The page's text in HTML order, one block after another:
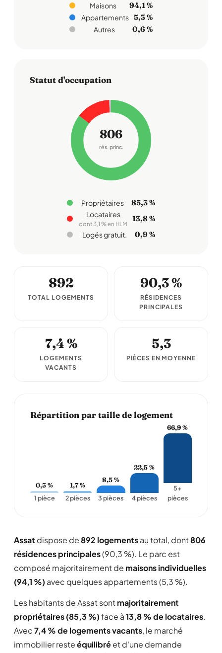
Maisons 94,1 %
Appartements 5,3 %
Autres 0,6 %
Statut d'occupation
806
rés. princ.
Propriétaires 85,3 %
Locataires
dont 3,1 % en HLM
13,8 %
Logés gratuit. 0,9 %
892
TOTAL LOGEMENTS
90,3 %
RÉSIDENCES
PRINCIPALES
7,4 %
LOGEMENTS
VACANTS
5,3
PIÈCES EN MOYENNE
Répartition par taille de logement
0,5 %
1 pièce
1,7 %
2 pièces
8,5 %
3 pièces
22,5 %
4 pièces
66,9 %
5+
pièces
Assat dispose de892 logementsau total, dont806
résidences principales(90,3 %). Le parc est
composé majoritairement de maisons individuelles
(94,1 %) avec quelques appartements (5,3 %).
Les habitants de Assat sontmajoritairement
propriétaires (85,3 %)face à13,8 % de locataires.
Avec7,4 % de logements vacants, le marché
immobilier resteéquilibréet d'une demande